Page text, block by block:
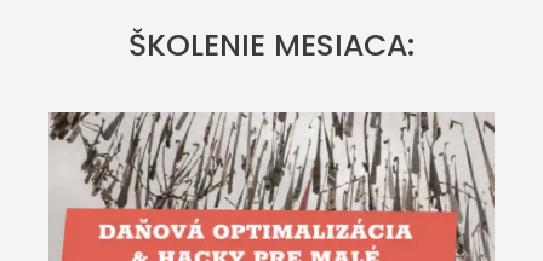
ŠKOLENIE MESIACA: